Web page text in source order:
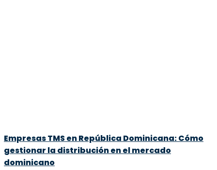
Empresas TMS en República Dominicana: Cómo
gestionar la distribución en el mercado
dominicano